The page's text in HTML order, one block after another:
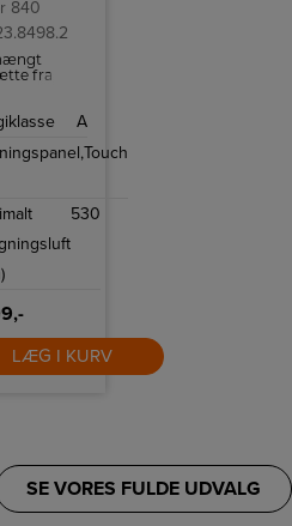
840
fra
A
Touch
530
LÆG I KURV
SE VORES FULDE UDVALG